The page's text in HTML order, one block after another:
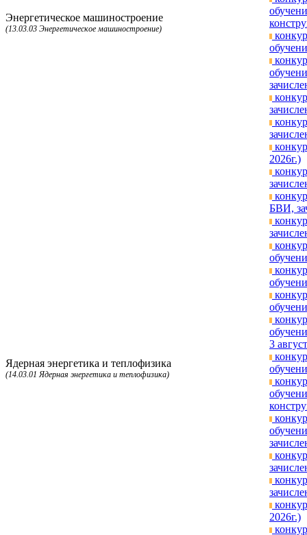
Энергетическое машиностроение
(13.03.03 Энергетическое машиностроение)
2026г.)
Ядерная энергетика и теплофизика
(14.03.01 Ядерная энергетика и теплофизика)
БВИ,
3
2026г.)